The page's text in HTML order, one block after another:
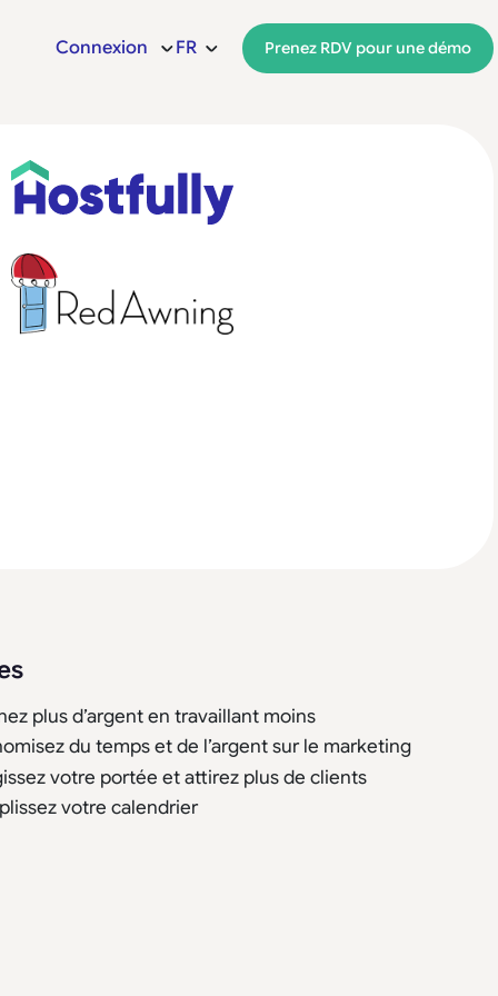
Connexion FR Prenez RDV pour une démo
plus d’argent en travaillant moins
du temps et de l’argent sur le marketing
votre portée et attirez plus de clients
votre calendrier